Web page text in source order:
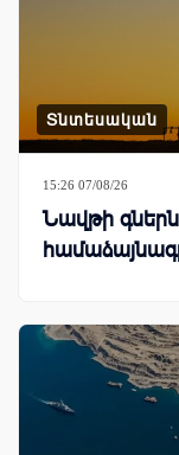
Տնտեսական
15:26 07/08/26
Նավթի